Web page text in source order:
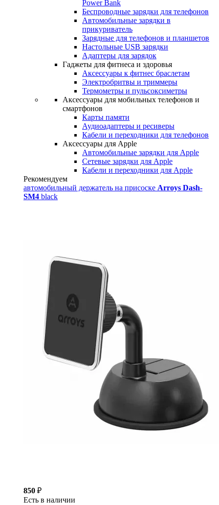
Power Bank
Беспроводные зарядки для телефонов
Автомобильные зарядки в
прикуриватель
Зарядные для телефонов и планшетов
Настольные USB зарядки
Адаптеры для зарядок
Гаджеты для фитнеса и здоровья
Аксессуары к фитнес браслетам
Электробритвы и триммеры
Термометры и пульсоксиметры
Аксессуары для мобильных телефонов и
смартфонов
Карты памяти
Аудиоадаптеры и ресиверы
Кабели и переходники для телефонов
Аксессуары для Apple
Автомобильные зарядки для Apple
Сетевые зарядки для Apple
Кабели и переходники для Apple
Рекомендуем
автомобильный держатель на присоске Arroys Dash-
SM4 black
850 ₽
Есть в наличии